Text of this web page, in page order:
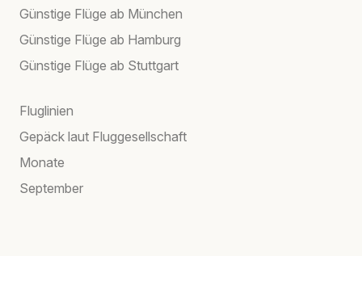
Günstige Flüge ab München
Günstige Flüge ab Hamburg
Günstige Flüge ab Stuttgart
Fluglinien
Gepäck laut Fluggesellschaft
Monate
September